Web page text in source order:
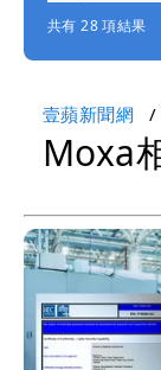
共有 28 項結果
壹蘋新聞網
Moxa